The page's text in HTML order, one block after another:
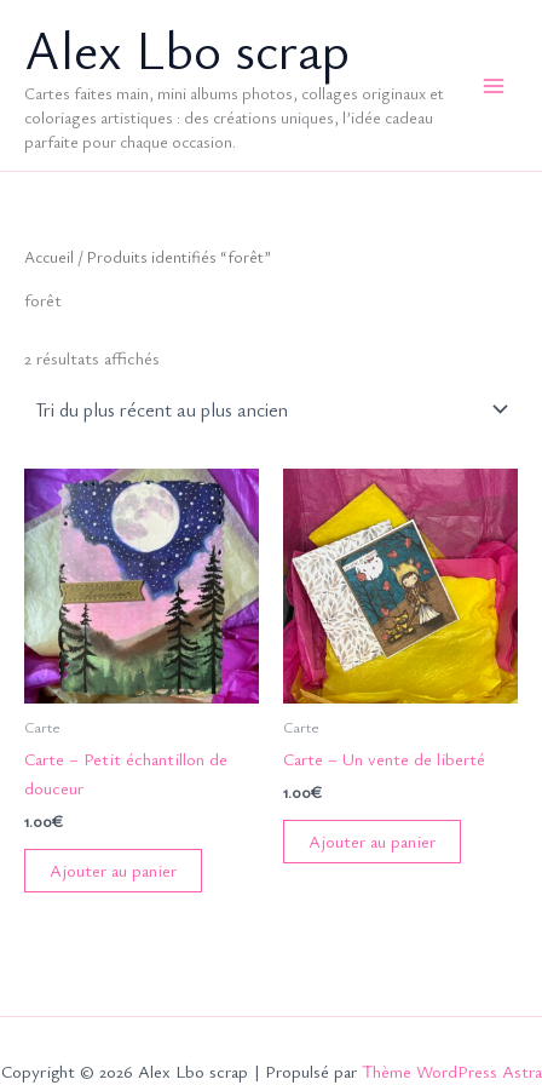
contenuAlex Lbo scrap
Cartes faites main, mini albums photos, collages originaux et
coloriages artistiques : des créations uniques, l’idée cadeau
parfaite pour chaque occasion.
Accueil / Produits identifiés “forêt”
forêt
2 résultats affichés
récent
au
Carte
Carte – Petit échantillon de
douceur
1.00€
Ajouter au panier
Carte
Carte – Un vente de liberté
1.00€
Ajouter au panier
Copyright © 2026 Alex Lbo scrap | Propulsé par Thème WordPress Astra